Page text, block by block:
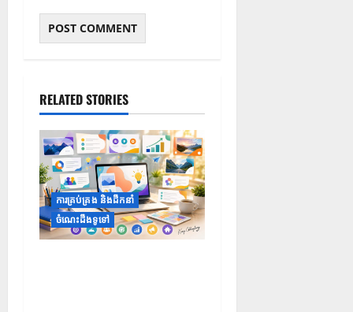
RELATED STORIES
ការគ្រប់គ្រង និងដឹកនាំ
ចំណេះដឹងទូទៅ